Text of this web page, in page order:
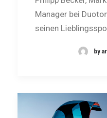
Manager bei
seinen
by